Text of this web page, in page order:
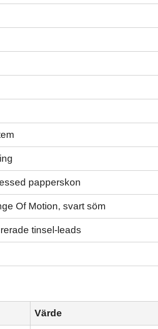
papperskon
Of Motion, svart söm
tinsel-leads
Värde